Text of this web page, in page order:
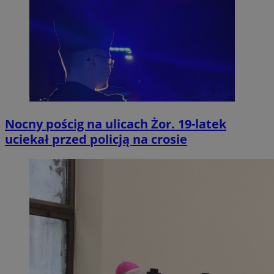
Nocny pościg na ulicach Żor. 19-latek
uciekał przed policją na crosie